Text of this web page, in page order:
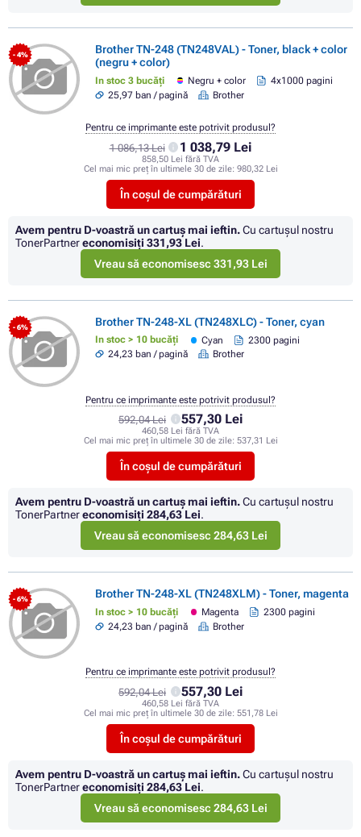
- 4%
Brother TN-248 (TN248VAL) - Toner, black + color
(negru + color)
In stoc 3 bucăți Negru + color
4x1000 pagini
25,97 ban / pagină
Brother
1 086,13 Lei 1 038,79 Lei
858,50 Lei fără TVA
Cel mai mic preț în ultimele 30 de zile: 980,32 Lei
În coșul de cumpărături
Pentru ce imprimante este potrivit produsul?
Avem pentru D-voastră un cartuș mai ieftin.Cu cartuşul nostru
TonerPartnereconomisiţi 331,93 Lei.
Vreau să economisesc 331,93 Lei
- 6% Brother TN-248-XL (TN248XLC) - Toner, cyan
In stoc > 10 bucăți Cyan
2300 pagini
24,23 ban / pagină
Brother
592,04 Lei 557,30 Lei
460,58 Lei fără TVA
Cel mai mic preț în ultimele 30 de zile: 537,31 Lei
În coșul de cumpărături
Pentru ce imprimante este potrivit produsul?
Avem pentru D-voastră un cartuș mai ieftin.Cu cartuşul nostru
TonerPartnereconomisiţi 284,63 Lei.
Vreau să economisesc 284,63 Lei
- 6% Brother TN-248-XL (TN248XLM) - Toner, magenta
In stoc > 10 bucăți Magenta
2300 pagini
24,23 ban / pagină
Brother
592,04 Lei 557,30 Lei
460,58 Lei fără TVA
Cel mai mic preț în ultimele 30 de zile: 551,78 Lei
În coșul de cumpărături
Pentru ce imprimante este potrivit produsul?
Avem pentru D-voastră un cartuș mai ieftin.Cu cartuşul nostru
TonerPartnereconomisiţi 284,63 Lei.
Vreau să economisesc 284,63 Lei